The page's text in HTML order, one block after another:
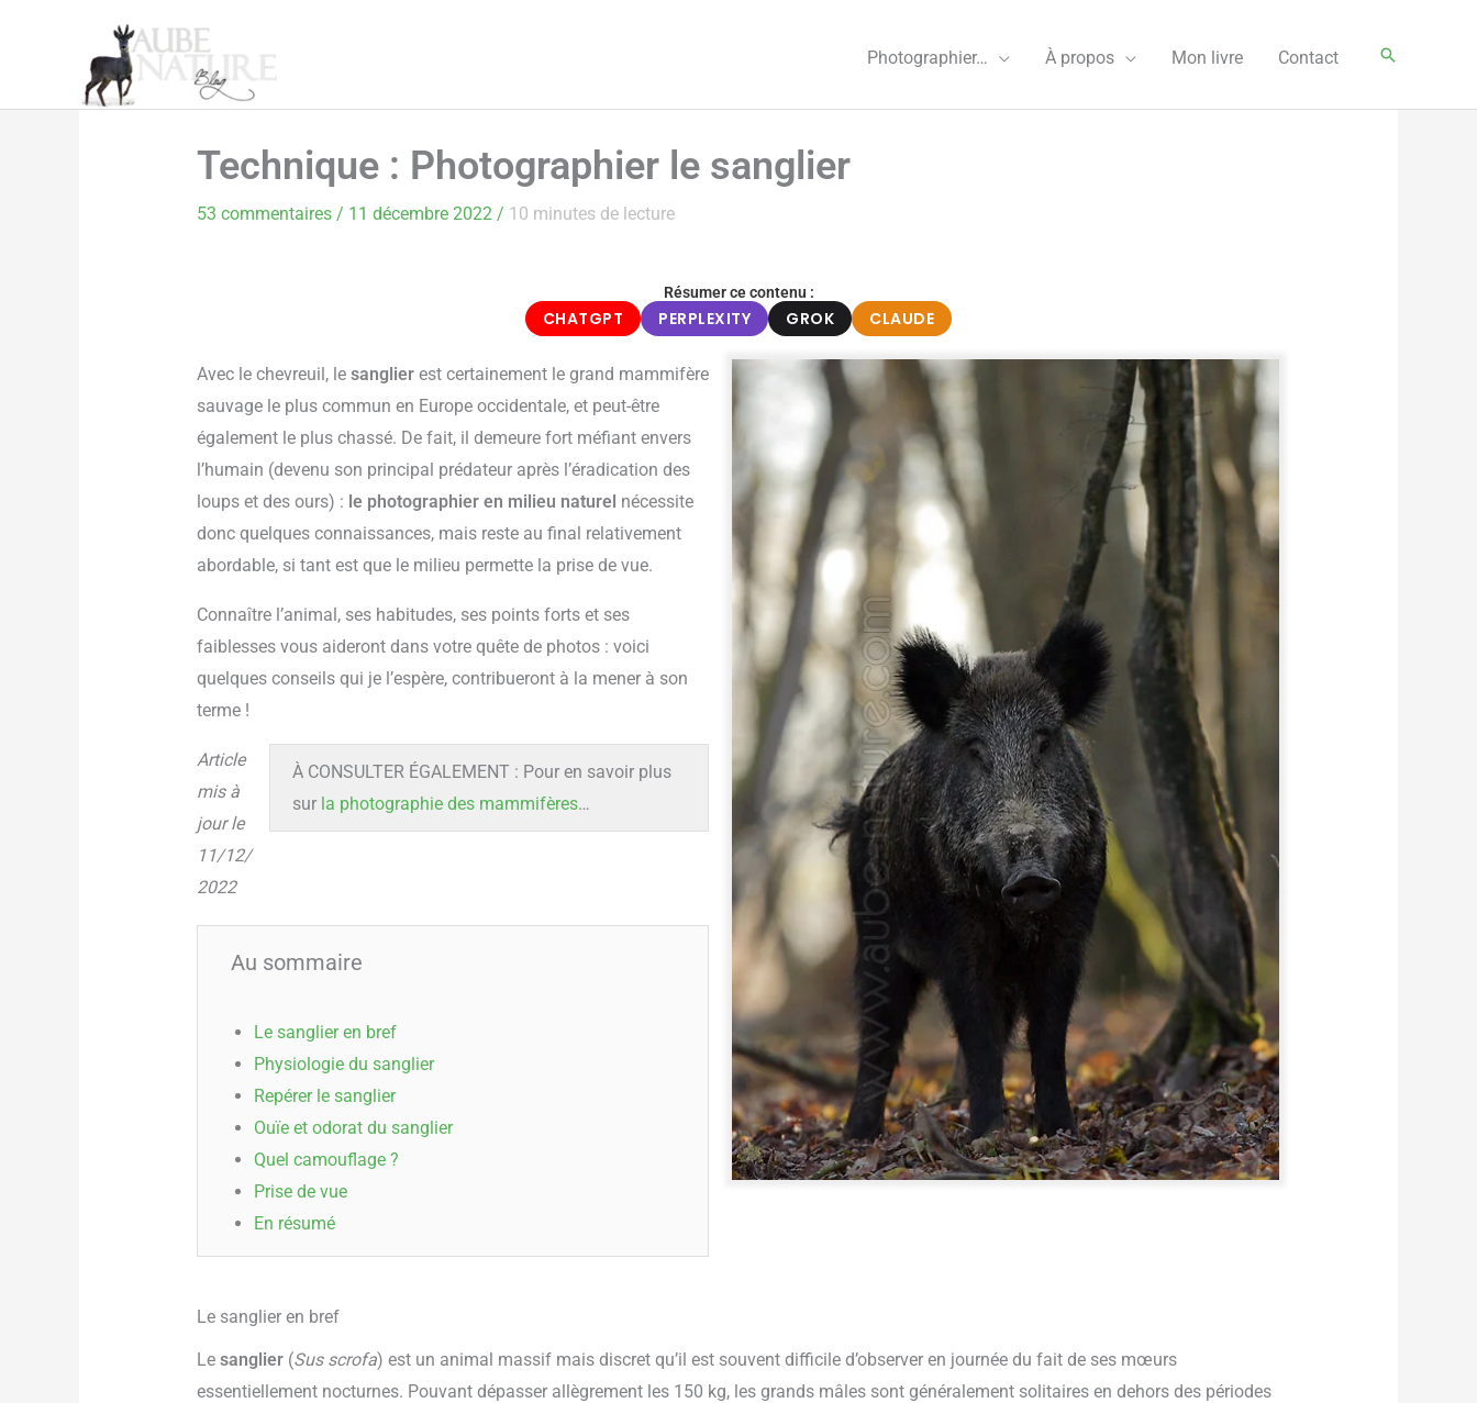
Photographier… À propos Mon livre Contact Rechercher
Technique : Photographier le sanglier
53 commentaires / 11 décembre 2022 / 10 minutes de lecture
Résumer ce contenu :
CHATGPT PERPLEXITY GROK CLAUDE
Avec le chevreuil, le sanglier est certainement le grand mammifère
sauvage le plus commun en Europe occidentale, et peut-être
également le plus chassé. De fait, il demeure fort méfiant envers
l’humain (devenu son principal prédateur après l’éradication des
loups et des ours) : le photographier en milieu naturel nécessite
donc quelques connaissances, mais reste au final relativement
abordable, si tant est que le milieu permette la prise de vue.
Connaître l’animal, ses habitudes, ses points forts et ses
faiblesses vous aideront dans votre quête de photos : voici
quelques conseils qui je l’espère, contribueront à la mener à son
terme !
À CONSULTER ÉGALEMENT : Pour en savoir plus
sur la photographie des mammifères…
Article
mis à
jour le
11/12/
2022
Au sommaire
Le sanglier en bref
Physiologie du sanglier
Repérer le sanglier
Ouïe et odorat du sanglier
Quel camouflage ?
Prise de vue
En résumé
Le sanglier en bref
Le sanglier (Sus scrofa) est un animal massif mais discret qu’il est souvent difficile d’observer en journée du fait de ses mœurs
essentiellement nocturnes. Pouvant dépasser allègrement les 150 kg, les grands mâles sont généralement solitaires en dehors des périodes